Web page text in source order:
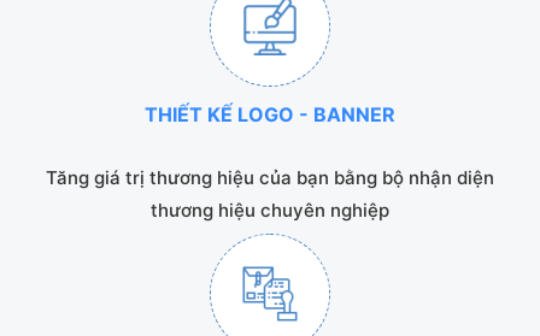
THIẾT KẾ LOGO - BANNER
Tăng giá trị thương hiệu của bạn bằng bộ nhận diện
thương hiệu chuyên nghiệp